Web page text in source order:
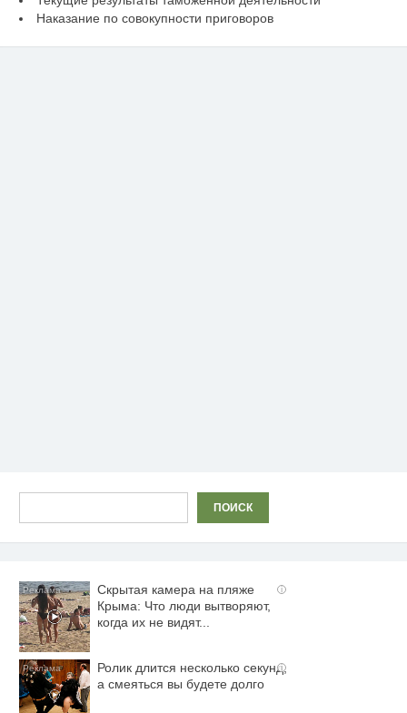
Наказание по совокупности приговоров
ПОИСК
i
Скрытая камера на пляже
Крыма: Что люди вытворяют,
когда их не видят...
i
Ролик длится несколько секунд,
а смеяться вы будете долго